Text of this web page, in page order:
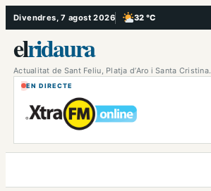
Vés
al
contingut
Divendres, 7 agost 2026 32 °C
, Poc ennuvolat
elridaura
Actualitat de Sant Feliu, Platja d’Aro i Santa Cristina.
EN DIRECTE